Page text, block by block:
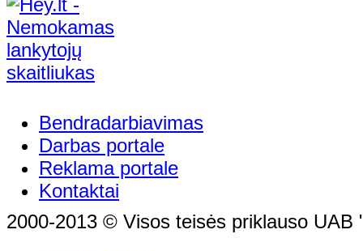
Bendradarbiavimas
Darbas portale
Reklama portale
Kontaktai
2000-2013 © Visos teisės priklauso UAB